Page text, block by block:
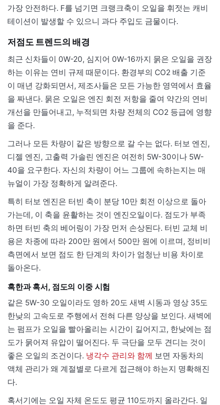
가장 안전하다. F를 넘기면 크랭크축이 오일을 휘젓는 캐비
테이션이 발생할 수 있으니 과다 주입도 금물이다.
저점도 트렌드의 배경
최근 신차들이 0W-20, 심지어 0W-16까지 묽은 오일을 권장
하는 이유는 연비 규제 때문이다. 환경부의 CO2 배출 기준
이 매년 강화되면서, 제조사들은 모든 가능한 영역에서 효율
을 짜낸다. 묽은 오일은 엔진 회전 저항을 줄여 약간의 연비
개선을 만들어내고, 누적되면 차량 전체의 CO2 등급에 영향
을 준다.
그러나 모든 차량이 같은 방향으로 갈 수는 없다. 터보 엔진,
디젤 엔진, 고출력 가솔린 엔진은 여전히 5W-30이나 5W-
40을 요구한다. 자신의 차량이 어느 그룹에 속하는지는 매
뉴얼이 가장 정확하게 알려준다.
특히 터보 엔진은 터빈 축이 분당 10만 회전 이상으로 돌아
가는데, 이 축을 윤활하는 것이 엔진오일이다. 점도가 부족
하면 터빈 축의 베어링이 가장 먼저 손상된다. 터빈 교체 비
용은 차종에 따라 200만 원에서 500만 원에 이르며, 정비비
측면에서 보면 점도 한 단계의 차이가 엄청난 비용 차이로
돌아온다.
혹한과 혹서, 점도의 이중 시험
같은 5W-30 오일이라도 영하 20도 새벽 시동과 영상 35도
한낮의 고속도로 주행에서 전혀 다른 양상을 보인다. 새벽에
는 펌프가 오일을 빨아올리는 시간이 길어지고, 한낮에는 점
도가 묽어져 유압이 떨어진다. 두 극단을 모두 견디는 것이
좋은 오일의 조건이다. 냉각수 관리와 함께 보면 자동차의
액체 관리가 왜 계절별로 다르게 접근해야 하는지 명확해진
다.
혹서기에는 오일 자체 온도도 평균 110도까지 올라간다. 일